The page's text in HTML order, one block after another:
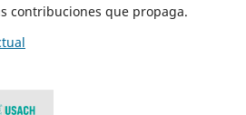
contribuciones que propaga.